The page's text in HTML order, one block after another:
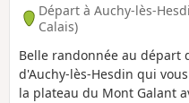
Départ à Auchy-lès-
Calais)
Belle randonnée au départ
d'Auchy-lès-Hesdin qui
la plateau du Mont Galant